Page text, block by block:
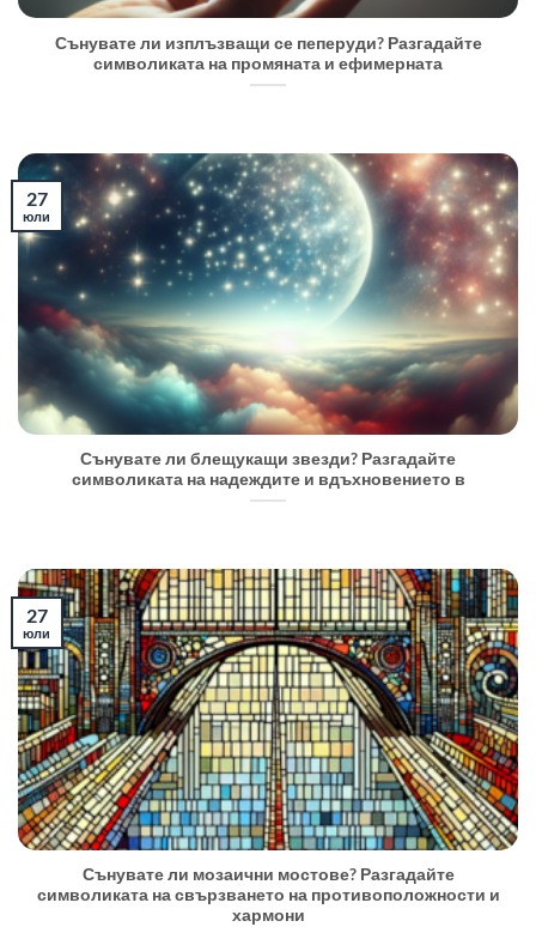
Сънувате ли изплъзващи се пеперуди? Разгадайте
символиката на промяната и ефимерната
Сънувате ли блещукащи звезди? Разгадайте
символиката на надеждите и вдъхновението в
27
юли
Сънувате ли мозаични мостове? Разгадайте
символиката на свързването на противоположности и
хармони
27
юли